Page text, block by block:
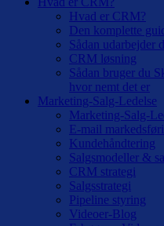
Hvad er CRM?
Den komplette
Sådan udarbejder
CRM løsning
Sådan bruger du
hvor nemt det er
Marketing-Salg-Ledelse
Marketing-Salg-
E-mail
Kundehåndtering
Salgsmodeller &
CRM strategi
Salgsstrategi
Pipeline styring
Videoer-Blog